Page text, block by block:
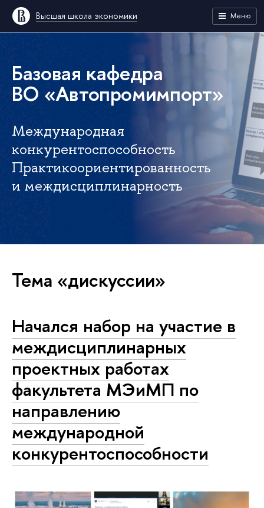
Высшая школа экономики Меню
Базовая кафедра
ВО «Автопромимпорт»
Международная
конкурентоспособность
Практикоориентированность
и междисциплинарность
Тема «дискуссии»
Начался набор на участие в
междисциплинарных
проектных работах
факультета МЭиМП по
направлению
международной
конкурентоспособности